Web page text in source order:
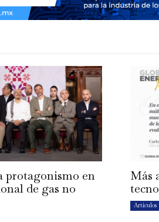
protagonismo en
de gas no
Más
Artículos